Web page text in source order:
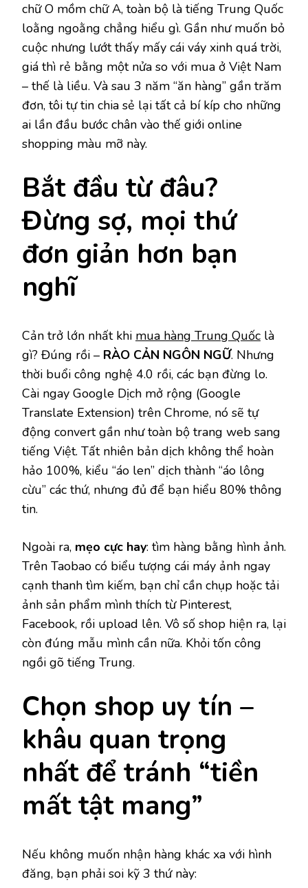
chữ O mồm chữ A, toàn bộ là tiếng Trung Quốc
loằng ngoằng chẳng hiểu gì. Gần như muốn bỏ
cuộc nhưng lướt thấy mấy cái váy xinh quá trời,
giá thì rẻ bằng một nửa so với mua ở Việt Nam
– thế là liều. Và sau 3 năm “ăn hàng” gần trăm
đơn, tôi tự tin chia sẻ lại tất cả bí kíp cho những
ai lần đầu bước chân vào thế giới online
shopping màu mỡ này.
Bắt đầu từ đâu?
Đừng sợ, mọi thứ
đơn giản hơn bạn
nghĩ
Cản trở lớn nhất khi mua hàng Trung Quốc là
gì? Đúng rồi – RÀO CẢN NGÔN NGỮ. Nhưng
thời buổi công nghệ 4.0 rồi, các bạn đừng lo.
Cài ngay Google Dịch mở rộng (Google
Translate Extension) trên Chrome, nó sẽ tự
động convert gần như toàn bộ trang web sang
tiếng Việt. Tất nhiên bản dịch không thể hoàn
hảo 100%, kiểu “áo len” dịch thành “áo lông
cừu” các thứ, nhưng đủ để bạn hiểu 80% thông
tin.
Ngoài ra, mẹo cực hay: tìm hàng bằng hình ảnh.
Trên Taobao có biểu tượng cái máy ảnh ngay
cạnh thanh tìm kiếm, bạn chỉ cần chụp hoặc tải
ảnh sản phẩm mình thích từ Pinterest,
Facebook, rồi upload lên. Vô số shop hiện ra, lại
còn đúng mẫu mình cần nữa. Khỏi tốn công
ngồi gõ tiếng Trung.
Chọn shop uy tín –
khâu quan trọng
nhất để tránh “tiền
mất tật mang”
Nếu không muốn nhận hàng khác xa với hình
đăng, bạn phải soi kỹ 3 thứ này: